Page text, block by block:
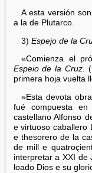
A esta versión
a la de Plutarco.
3)Espejo de la
«Comienza el
Espeio de la Cruz.
primera hoja vuelta
»Esta devota
fué compuesta en
castellano Alfonso
e virtuoso caballero
e thesorero de la
de mill e
interpretar a XXI de
loado Dios e su